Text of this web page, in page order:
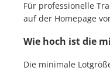
Für professionelle
auf der Homepage
Wie hoch ist die
Die minimale